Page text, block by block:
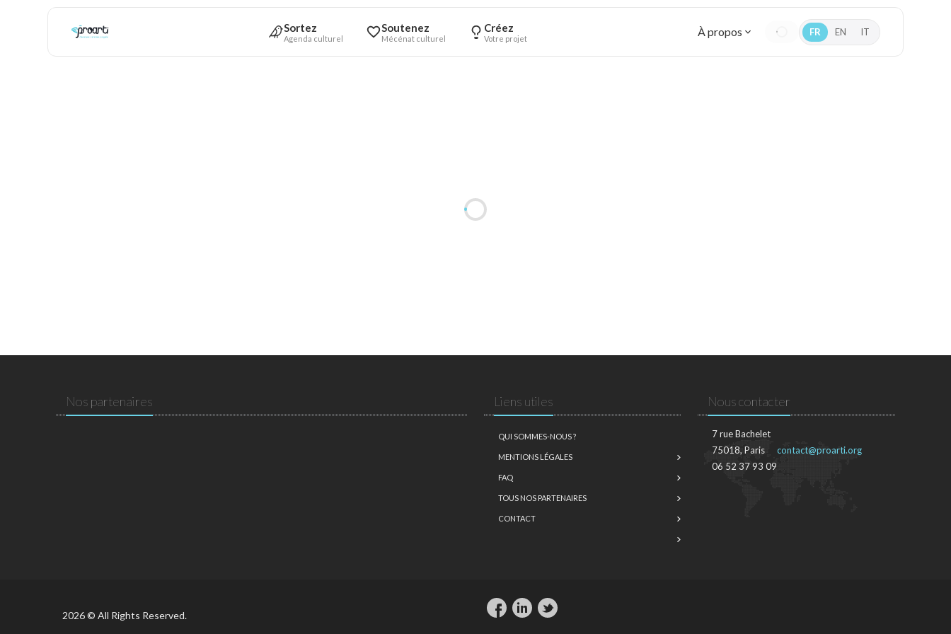
Sortez
Agenda culturel
Soutenez
Mécénat culturel
Créez
Votre projet À propos FR EN IT
Nos partenaires Liens utiles
QUI SOMMES-NOUS ?
MENTIONS LÉGALES
FAQ
TOUS NOS PARTENAIRES
CONTACT
Nous contacter
7 rue Bachelet
75018, Paris
06 52 37 93 09
contact@proarti.org
2026 © All Rights Reserved.